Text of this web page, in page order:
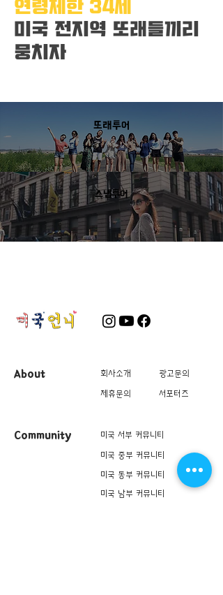
연령제한 34세
미국 전지역 또래들끼리
뭉치자
또래투어
스냅투어
About 회사소개
광고문의
제휴문의
서포터즈
Community
미국 서부 커뮤니티
미국 중부 커뮤니티
미국 동부 커뮤니티
미국 남부 커뮤니티